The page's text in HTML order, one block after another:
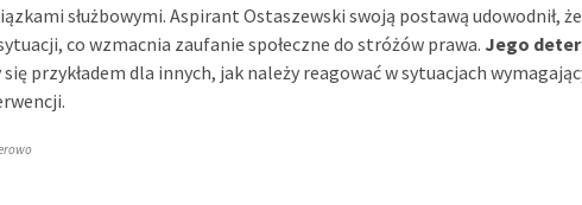
służbowymi. Aspirant Ostaszewski swoją postawą udowodnił,
co wzmacnia zaufanie społeczne do stróżów prawa. Jego
się przykładem dla innych, jak należy reagować w sytuacjach